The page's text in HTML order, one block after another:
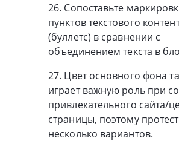
26. Сопоставьте
пунктов текстового
(буллетс) в сравнении с
объединением текста в
27. Цвет основного фона
играет важную роль при
привлекательного сайта/
страницы, поэтому
несколько вариантов.